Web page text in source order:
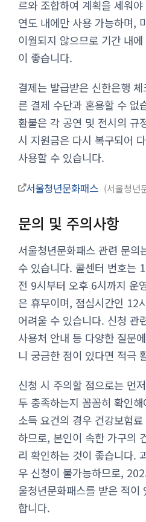
르와 조합하여 계획을 세워
연도 내에만 사용 가능하며,
이월되지 않으므로 기간 내
이 좋습니다.
결제는 발급받은 신한은행
른 결제 수단과 혼용할 수 없
환불은 각 공연 및 전시의 규
시 지원금은 다시 복구되어
사용할 수 있습니다.
서울청년문화패스 서울청년
문의 및 주의사항
서울청년문화패스 관련 문의
수 있습니다. 콜센터 번호는
전 9시부터 오후 6시까지 운
은 휴무이며, 점심시간인 12
어려울 수 있습니다. 신청 관
사용처 안내 등 다양한 질문
니 궁금한 점이 있다면 적극
신청 시 주의할 점으로는 먼
두 충족하는지 꼼꼼히 확인
소득 요건의 경우 건강보험
하므로, 본인이 속한 가구의
리 확인하는 것이 좋습니다.
우 신청이 불가능하므로,
울청년문화패스를 받은 적이
합니다.